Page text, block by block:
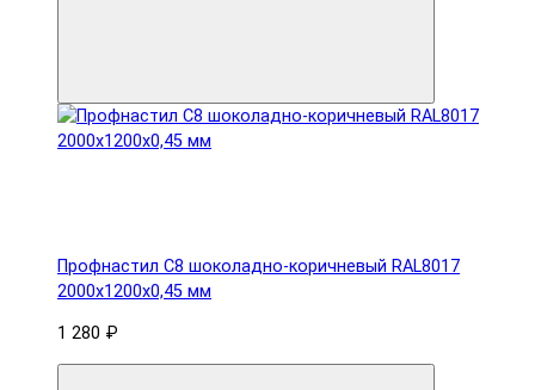
Профнастил С8 шоколадно-коричневый RAL8017
2000х1200х0,45 мм
1 280 ₽